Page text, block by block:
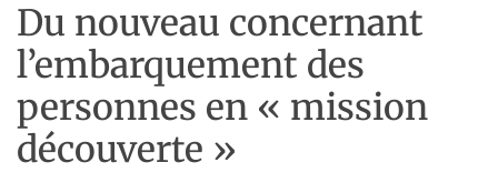
Du nouveau concernant
l’embarquement des
personnes en « mission
découverte »